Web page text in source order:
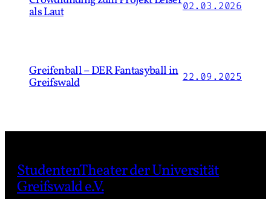
als Laut 02.03.2026
Greifenball – DER Fantasyball in
Greifswald 22.09.2025
StudentenTheater der Universität
Greifswald e.V.